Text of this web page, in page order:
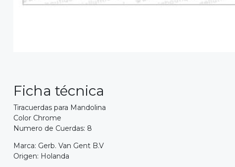
Ficha técnica
Tiracuerdas para Mandolina
Color Chrome
Numero de Cuerdas: 8
Marca: Gerb. Van Gent B.V
Origen: Holanda